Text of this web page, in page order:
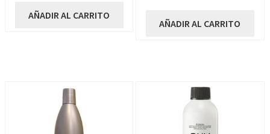
AÑADIR AL CARRITO
AÑADIR AL CARRITO